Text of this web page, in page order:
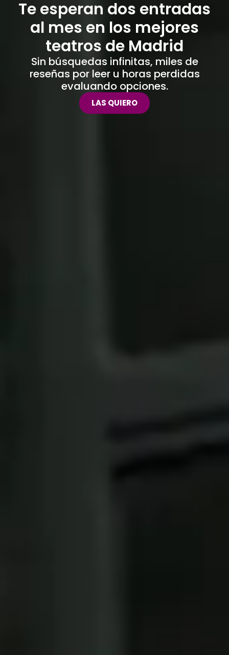
Te esperan dos entradas
al mes en los mejores
teatros de Madrid
Sin búsquedas infinitas, miles de
reseñas por leer u horas perdidas
evaluando opciones.
LAS QUIERO